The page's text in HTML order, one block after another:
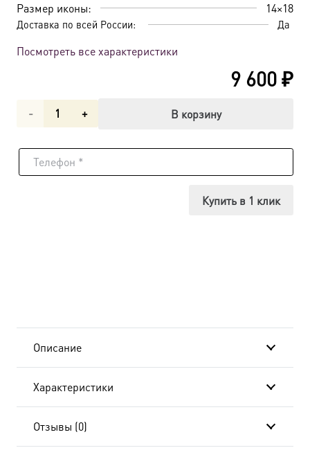
Размер иконы:
14×18
Доставка по всей России: Да
Посмотреть все характеристики
9 600₽
Количество
Икона
20x24
AK-
В корзину
Купить в 1 клик
Описание
Характеристики
Отзывы (0)